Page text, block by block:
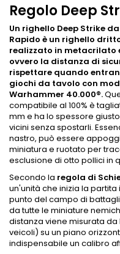
Regolo Deep
Un righello Deep Strike
Rapido è un righello
realizzato in metacrilato
ovvero la distanza di
rispettare quando
giochi da tavolo con
Warhammer 40.000®.
compatibile al 100% è
mm e ha lo spessore
vicini senza spostarli.
nastro, può essere
miniatura e ruotato per
esclusione di otto pollici in
Secondo la regola di
un'unità che inizia la partita
punto del campo di
da tutte le miniature
distanza viene misurata
veicoli) su un piano
indispensabile un calibro